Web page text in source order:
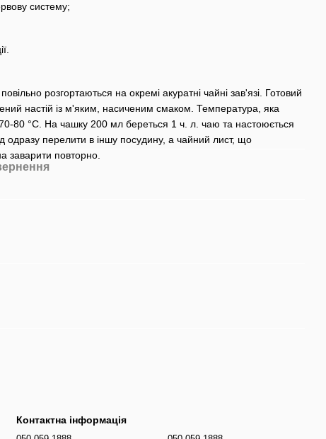
систему;
розгортаються на окремі акуратні чайні зав'язі. Готовий
настій із м'яким, насиченим смаком. Температура, яка
80 °C. На чашку 200 мл береться 1 ч. л. чаю та настоюється
одразу перелити в іншу посудину, а чайний лист, що
заварити повторно.
Контактна інформація